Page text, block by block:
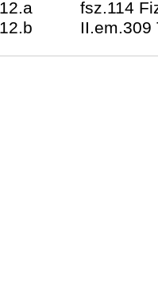
12.a fsz.114
12.b II.em.309